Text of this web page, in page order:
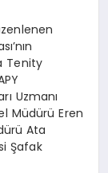
Tenity
Uzmanı
Müdürü Eren
Ata
Şafak